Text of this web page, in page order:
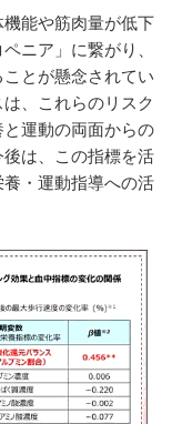
能や筋肉量が低下
ニア」に繋がり、
とが懸念されてい
、これらのリスク
運動の両面からの
は、この指標を活
・運動指導への活